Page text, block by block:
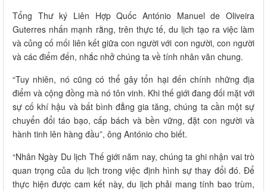
Tổng Thư ký Liên Hợp Quốc António Manuel de Oliveira
Guterres nhấn mạnh rằng, trên thực tế, du lịch tạo ra việc làm
và củng cố mối liên kết giữa con người với con người, con người
và các điểm đến, nhắc nhở chúng ta về tính nhân văn chung.
“Tuy nhiên, nó cũng có thể gây tổn hại đến chính những địa
điểm và cộng đồng mà nó tôn vinh. Khi thế giới đang đối mặt với
sự cố khí hậu và bất bình đẳng gia tăng, chúng ta cần một sự
chuyển đổi táo bạo, cấp bách và bền vững, đặt con người và
hành tinh lên hàng đầu”, ông António cho biết.
“Nhân Ngày Du lịch Thế giới năm nay, chúng ta ghi nhận vai trò
quan trọng của du lịch trong việc định hình sự thay đổi đó. Để
thực hiện được cam kết này, du lịch phải mang tính bao trùm,